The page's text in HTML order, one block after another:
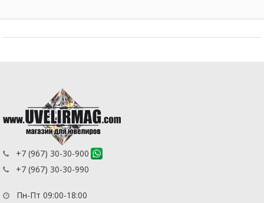
+7 (967) 30-30-900
+7 (967) 30-30-990
Пн-Пт 09:00-18:00